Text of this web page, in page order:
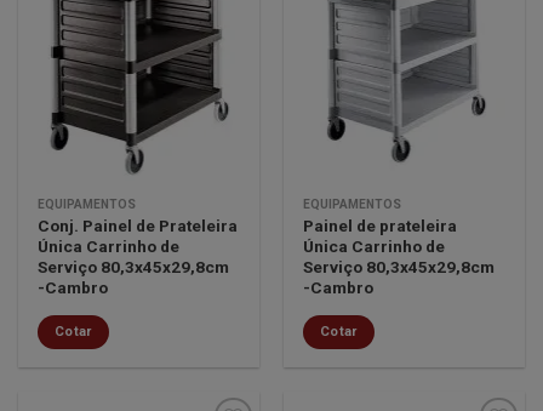
Minha
lista de
desejos
EQUIPAMENTOS
Conj. Painel de Prateleira
Única Carrinho de
Serviço 80,3x45x29,8cm
-Cambro
Cotar
Minha
desejos
EQUIPAMENTOS
Painel de prateleira
Única Carrinho de
Serviço 80,3x45x29,8cm
-Cambro
Cotar